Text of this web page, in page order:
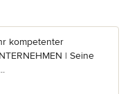
Sternen
kompetenter
| Seine